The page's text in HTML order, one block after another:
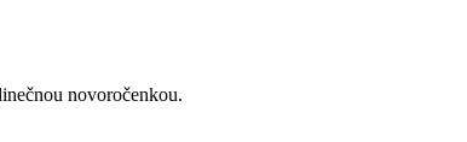
novoročenkou.